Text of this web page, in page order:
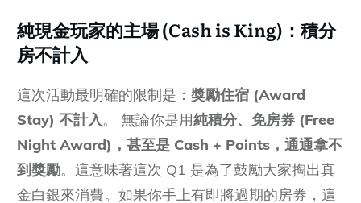
純現金玩家的主場 (Cash is King)：積分
房不計入
這次活動最明確的限制是： 獎勵住宿 (Award
Stay) 不計入。 無論你是用純積分、免房券 (Free
Night Award)，甚至是 Cash + Points，通通拿不
到獎勵。這意味著這次 Q1 是為了鼓勵大家掏出真
金白銀來消費。如果你手上有即將過期的房券，這